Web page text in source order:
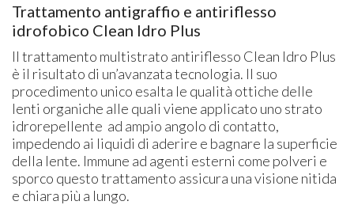
Trattamento antigraffio e antiriflesso
idrofobico Clean Idro Plus
Il trattamento multistrato antiriflesso Clean Idro Plus
è il risultato di un’avanzata tecnologia. Il suo
procedimento unico esalta le qualità ottiche delle
lenti organiche alle quali viene applicato uno strato
idrorepellente ad ampio angolo di contatto,
impedendo ai liquidi di aderire e bagnare la superficie
della lente. Immune ad agenti esterni come polveri e
sporco questo trattamento assicura una visione nitida
e chiara più a lungo.